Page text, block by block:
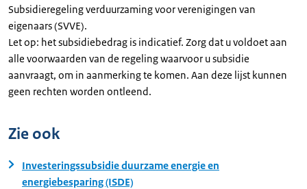
Subsidieregeling verduurzaming voor verenigingen van
eigenaars (SVVE).
Let op: het subsidiebedrag is indicatief. Zorg dat u voldoet aan
alle voorwaarden van de regeling waarvoor u subsidie
aanvraagt, om in aanmerking te komen. Aan deze lijst kunnen
geen rechten worden ontleend.
Zie ook
Investeringssubsidie duurzame energie en
energiebesparing (ISDE)